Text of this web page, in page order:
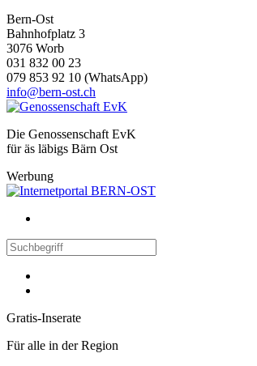
Bern-Ost
Bahnhofplatz 3
3076 Worb
031 832 00 23
079 853 92 10 (WhatsApp)
info@bern-ost.ch
Die Genossenschaft EvK
für äs läbigs Bärn Ost
Werbung
Gratis-Inserate
Für alle in der Region